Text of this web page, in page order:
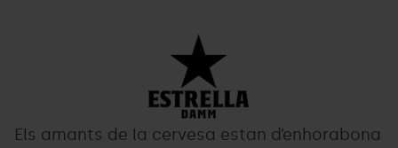
Els amants de la cervesa estan d’enhorabona